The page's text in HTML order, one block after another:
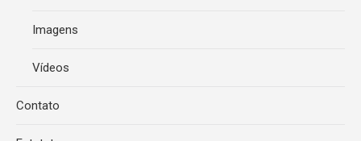
Imagens
Vídeos
Contato